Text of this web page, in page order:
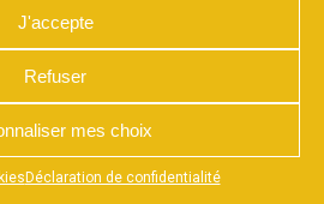
J'accepte
Refuser
mes choix
Déclaration de confidentialité
en bas de votre